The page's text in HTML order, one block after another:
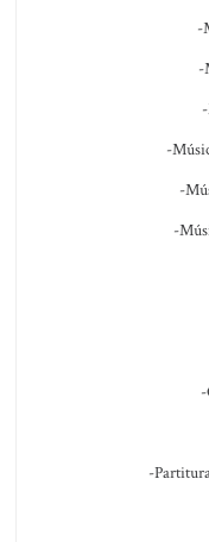
-
-
-
-
-
-